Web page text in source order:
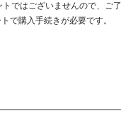
ではございませんので、ご了
で購入手続きが必要です。